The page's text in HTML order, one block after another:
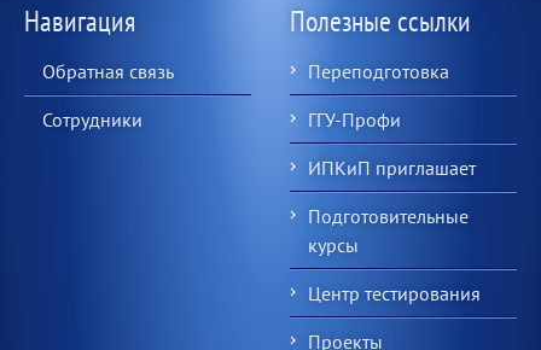
Навигация
Обратная связь
Сотрудники
Полезные ссылки
Переподготовка
ГГУ-Профи
ИПКиП приглашает
Подготовительные
курсы
Центр тестирования
Проекты